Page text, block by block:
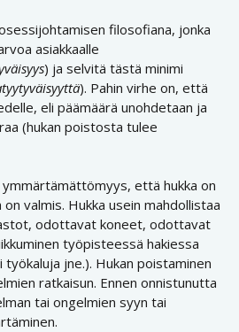
filosofiana, jonka
asiakkaalle
) ja selvitä tästä minimi
). Pahin virhe on, että
eli päämäärä unohdetaan ja
(hukan poistosta tulee
että hukka on
valmis. Hukka usein mahdollistaa
odottavat koneet, odottavat
työpisteessä hakiessa
jne.). Hukan poistaminen
ratkaisun. Ennen onnistunutta
tai ongelmien syyn tai